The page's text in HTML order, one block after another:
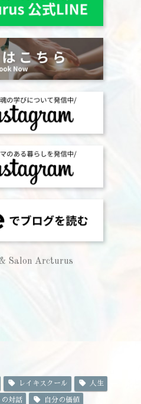
Salon Arcturus
レイキスクール 人生
の対話 自分の価値